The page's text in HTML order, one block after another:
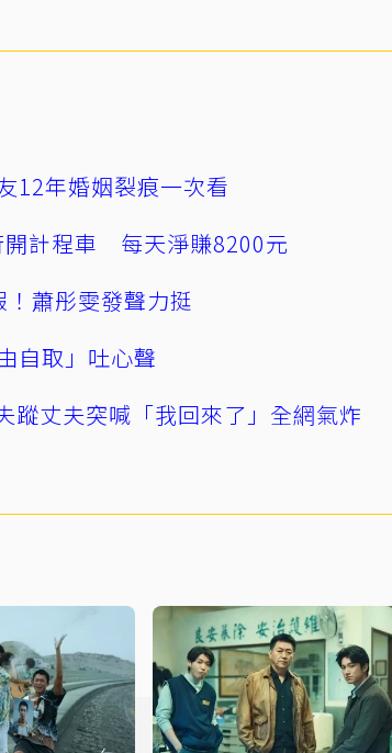
12年婚姻裂痕一次看
開計程車 每天淨賺8200元
蕭彤雯發聲力挺
自取」吐心聲
蹤丈夫突喊「我回來了」全網氣炸